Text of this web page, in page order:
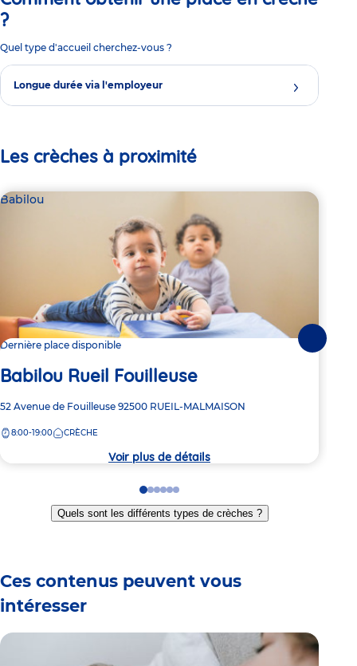
?
Quel type d'accueil cherchez-vous ?
Longue durée via l'employeur
Les crèches à proximité
Babilou
Dernière place disponible
Babilou Rueil Fouilleuse
Adresse
la
52 Avenue de Fouilleuse 92500 RUEIL-MALMAISON
8:00-19:00 CRÈCHE
Voir plus de détails
Go
to
slide
Go
to
slide
Go
to
slide
Go
to
slide
Go
to
slide
Go
to
slide
Quels sont les différents types de crèches ?
Ces contenus peuvent vous
intéresser